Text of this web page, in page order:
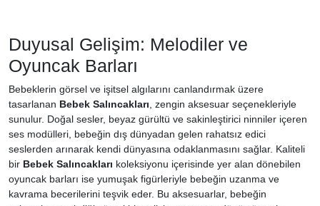
Duyusal Gelişim: Melodiler ve
Oyuncak Barları
Bebeklerin görsel ve işitsel algılarını canlandırmak üzere
tasarlanan Bebek Salıncakları , zengin aksesuar seçenekleriyle
sunulur. Doğal sesler, beyaz gürültü ve sakinleştirici ninniler içeren
ses modülleri, bebeğin dış dünyadan gelen rahatsız edici
seslerden arınarak kendi dünyasına odaklanmasını sağlar. Kaliteli
bir Bebek Salıncakları koleksiyonu içerisinde yer alan dönebilen
oyuncak barları ise yumuşak figürleriyle bebeğin uzanma ve
kavrama becerilerini teşvik eder. Bu aksesuarlar, bebeğin